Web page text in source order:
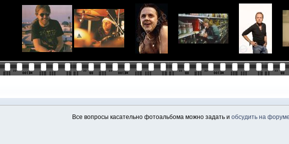
Все вопросы касательно фотоальбома можно задать и обсудить на